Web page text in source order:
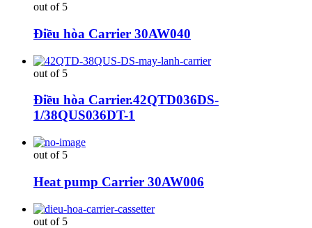
out of 5
Điều hòa Carrier 30AW040
out of 5
Điều hòa Carrier.42QTD036DS-
1/38QUS036DT-1
out of 5
Heat pump Carrier 30AW006
out of 5